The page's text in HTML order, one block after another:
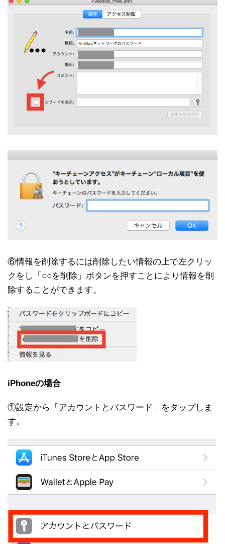
⑥情報を削除するには削除したい情報の上で左クリッ
クをし「○○を削除」ボタンを押すことにより情報を削
除することができます。
iPhoneの場合
①設定から「アカウントとパスワード」をタップしま
す。